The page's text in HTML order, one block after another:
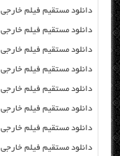
دانلود مستقیم فیلم خارجی John Wick: Chapter 2 2017 از سرور سایت
دانلود مستقیم فیلم خارجی Cross Wars 2017 از سرور سایت
دانلود مستقیم فیلم خارجی Fifty Shades Darker 2017 از سرور سایت
دانلود مستقیم فیلم خارجی From Straight As 2017 از سرور سایت
دانلود مستقیم فیلم خارجی Zeroville 2017 از سرور سایت
دانلود مستقیم فیلم خارجی The Mummy 2017 از سرور سایت
دانلود مستقیم فیلم خارجی The Fate of the Furious 2017 از سرور سایت
دانلود مستقیم فیلم خارجی Running Wild 2017 از سرور سایت